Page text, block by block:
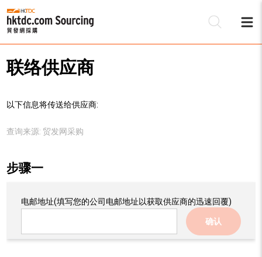
联络供应商
以下信息将传送给供应商:
查询来源: 贸发网采购
步骤一
电邮地址(填写您的公司电邮地址以获取供应商的迅速回覆)
确认